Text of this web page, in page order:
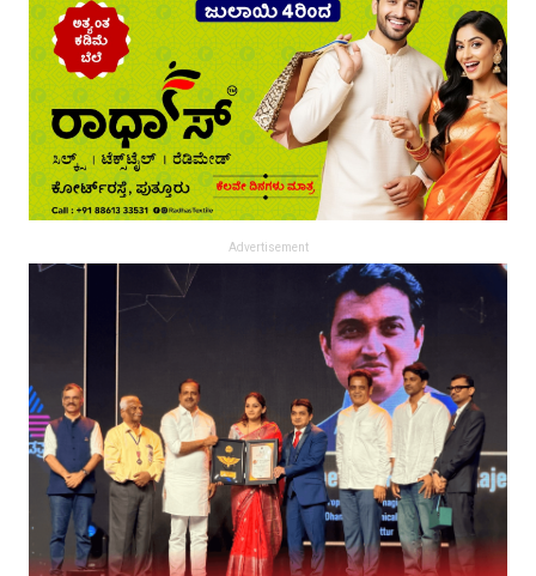
Advertisement